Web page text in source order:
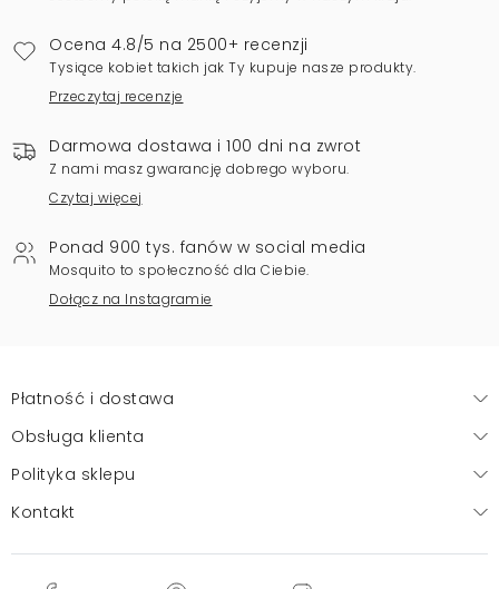
Ocena 4.8/5 na 2500+ recenzji
Tysiące kobiet takich jak Ty kupuje nasze produkty.
Przeczytaj recenzje
Darmowa dostawa i 100 dni na zwrot
Z nami masz gwarancję dobrego wyboru.
Czytaj więcej
Ponad 900 tys. fanów w social media
Mosquito to społeczność dla Ciebie.
Dołącz na Instagramie
Płatność i dostawa
Obsługa klienta
Polityka sklepu
Kontakt